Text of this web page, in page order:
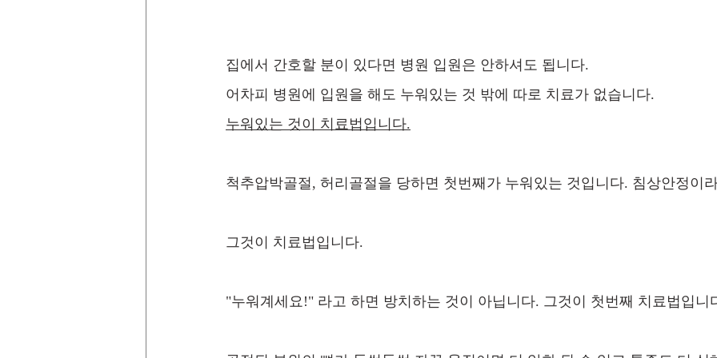
집에서 간호할 분이 있다면 병원 입원은 안하셔도 됩니다.
어차피 병원에 입원을 해도 누워있는 것 밖에 따로 치료가 없습니다.
누워있는 것이 치료법입니다.
척추압박골절, 허리골절을 당하면 첫번째가 누워있는 것입니다. 침상안정이
그것이 치료법입니다.
"누워계세요!" 라고 하면 방치하는 것이 아닙니다. 그것이 첫번째 치료법입니